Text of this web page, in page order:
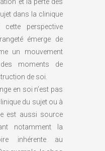
dans la clinique
perspective
émerge de
un mouvement
moments de
de soi.
en soi n’est pas
du sujet ou à
est aussi source
notamment la
inhérente au